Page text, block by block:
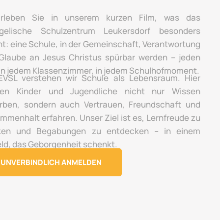
rleben Sie in unserem kurzen Film, was das
Schulzentrum Leukersdorf besonders
eine Schule, in der Gemeinschaft, Verantwortung
an Jesus Christus spürbar werden – jeden
jedem Klassenzimmer, in jedem Schulhofmoment.
verstehen wir Schule als Lebensraum. Hier
Kinder und Jugendliche nicht nur Wissen
sondern auch Vertrauen, Freundschaft und
erfahren. Unser Ziel ist es, Lernfreude zu
und Begabungen zu entdecken – in einem
das Geborgenheit schenkt.
UNVERBINDLICH ANMELDEN